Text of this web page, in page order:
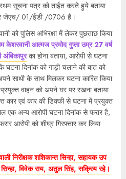
सूचना पत्र को ताईत करते हुये बताया
जेएच/ 01/ईडी /0706 है।
को पुलिस अभिरक्षा में लेकर पुछताछ किया
केशरवानी आत्मज प्रमोद गुप्ता उम्र 27 वर्ष
अंबिकापुरका होना बताया, आरोपी से घटना
दिनांक को गाड़ी चलाने की बात को
साथी के साथ मिलकर घटना कारित किया
प्रयुक्त वाहन को अपने घर पर रखना बताया
कार एवं कार की डिक्की से घटना में प्रयुक्त
एक अन्य आरोपी घटना दिनांक से फरार है,
आरोपी को शीघ्र गिरफ्तार कर लिया
निरीक्षक शशिकान्त सिन्हा, सहायक उप
विवेक राय, अतुल सिंह, सक्रिय रहे।